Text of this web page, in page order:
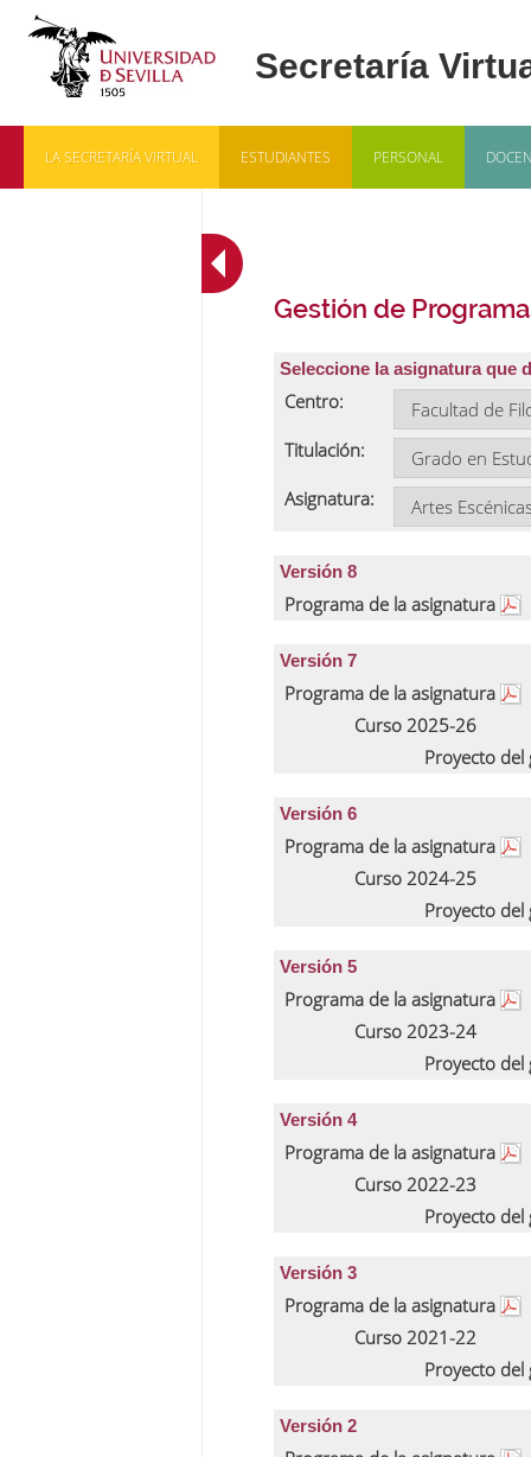
LA SECRETARÍA VIRTUAL ESTUDIANTES PERSONAL
Gestión de
Seleccione la asignatura que
Centro:
Titulación:
Asignatura:
Versión 8
Programa de la asignatura
Versión 7
Programa de la asignatura
Curso 2025-26
Proyecto
Versión 6
Programa de la asignatura
Curso 2024-25
Proyecto
Versión 5
Programa de la asignatura
Curso 2023-24
Proyecto
Versión 4
Programa de la asignatura
Curso 2022-23
Proyecto
Versión 3
Programa de la asignatura
Curso 2021-22
Proyecto
Versión 2